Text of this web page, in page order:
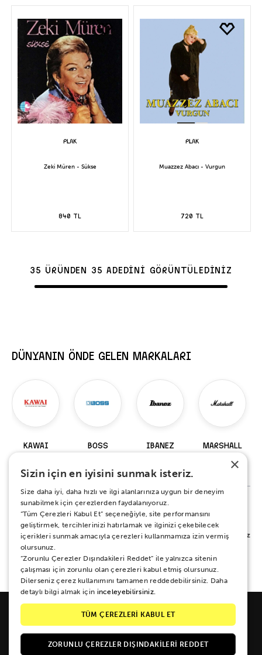
Zeki Müren - Sükse
840 TL
Muazzez Abacı - Vurgun
720 TL
35 ÜRÜNDEN 35 ADEDİNİ GÖRÜNTÜLEDİNİZ
DÜNYANIN ÖNDE GELEN MARKALARI
KAWAI BOSS IBANEZ MARSHALL
147 Ürün
%100 MEMNUNİYET SÖZÜ
Alışverişiniz sırasında ya da sonrasında koşulsuz mutluluğunuz için yanınızdayız.
Her ne sebeple olursa olsun 15 gün boyunca iade ve değişim garantisi Zuhal
Müzik güvencesinde.
Galipdede Cad. No: 33 Tünel / Beyoğlu / İSTANBUL
×
Sizin için en iyisini sunmak isteriz.
Size daha iyi, daha hızlı ve ilgi alanlarınıza uygun bir deneyim
sunabilmek için çerezlerden faydalanıyoruz.
“Tüm Çerezleri Kabul Et” seçeneğiyle, site performansını
geliştirmek, tercihlerinizi hatırlamak ve ilginizi çekebilecek
içerikleri sunmak amacıyla çerezleri kullanmamıza izin vermiş
olursunuz.
“Zorunlu Çerezler Dışındakileri Reddet” ile yalnızca sitenin
çalışması için zorunlu olan çerezleri kabul etmiş olursunuz.
Dilerseniz çerez kullanımını tamamen reddedebilirsiniz. Daha
detaylı bilgi almak için inceleyebilirsiniz.
TÜM ÇEREZLERİ KABUL ET
ZORUNLU ÇEREZLER DIŞINDAKILERI REDDET